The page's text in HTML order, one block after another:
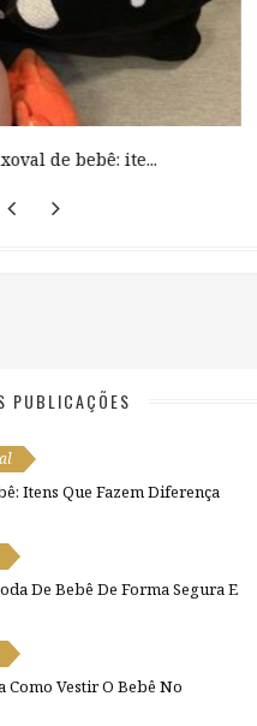
de bebê: ite...
PUBLICAÇÕES
Itens Que Fazem Diferença
De Bebê De Forma Segura E
Como Vestir O Bebê No